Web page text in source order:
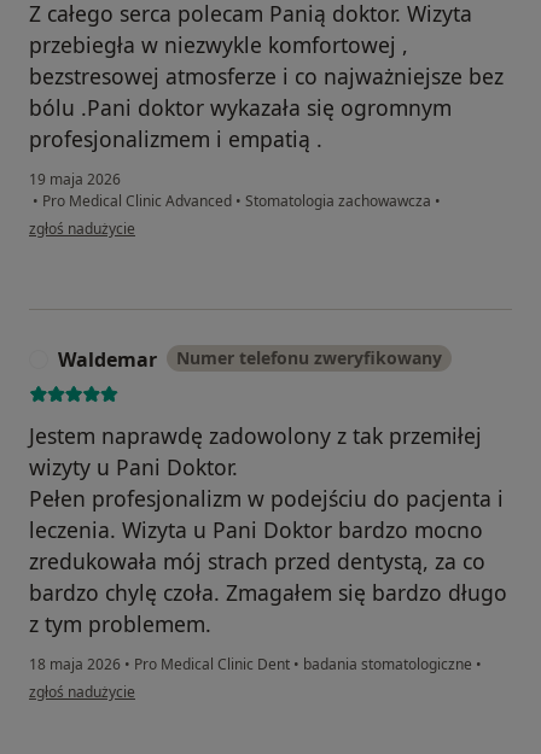
Z całego serca polecam Panią doktor. Wizyta
przebiegła w niezwykle komfortowej ,
bezstresowej atmosferze i co najważniejsze bez
bólu .Pani doktor wykazała się ogromnym
profesjonalizmem i empatią .
19 maja 2026
• Pro Medical Clinic Advanced • Stomatologia zachowawcza •
w opinii użytkownika Lena
zgłoś nadużycie
Waldemar Numer telefonu zweryfikowany
Jestem naprawdę zadowolony z tak przemiłej
wizyty u Pani Doktor.
Pełen profesjonalizm w podejściu do pacjenta i
leczenia. Wizyta u Pani Doktor bardzo mocno
zredukowała mój strach przed dentystą, za co
bardzo chylę czoła. Zmagałem się bardzo długo
z tym problemem.
18 maja 2026 • Pro Medical Clinic Dent • badania stomatologiczne •
w opinii użytkownika Waldemar
zgłoś nadużycie